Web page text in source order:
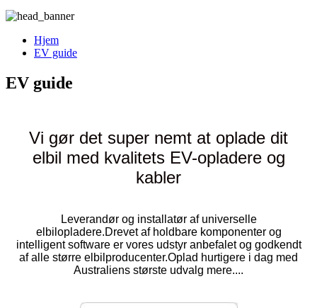
Hjem
EV guide
EV guide
Vi gør det super nemt at oplade dit
elbil med kvalitets EV-opladere og
kabler
Leverandør og installatør af universelle
elbilopladere.Drevet af holdbare komponenter og
intelligent software er vores udstyr anbefalet og godkendt
af alle større elbilproducenter.Oplad hurtigere i dag med
Australiens største udvalg mere....